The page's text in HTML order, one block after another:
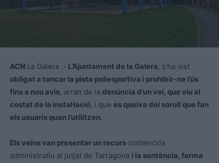
ACN La Galera .- L’Ajuntament de la Galera, s’ha vist
obligat a tancar la pista poliesportiva i prohibir-ne l’ús
fins a nou avís, arran de la denúncia d’un veí, que viu al
costat de la instal·lació, i que es queixa del soroll que fan
els usuaris quan l’utilitzen.
Els veïns van presentar un recurs contenciós
administratiu al jutjat de Tarragona i la sentència, ferma